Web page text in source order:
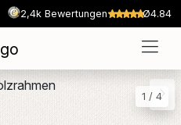
2,4k Bewertungen Ø4.84
1 / 4